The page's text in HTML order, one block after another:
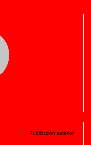
Publicación anterior